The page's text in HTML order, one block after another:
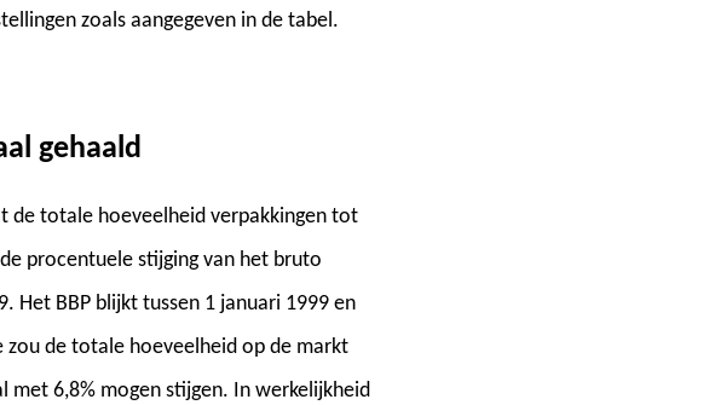
zoals aangegeven in de tabel.
gehaald
de totale hoeveelheid verpakkingen tot
procentuele stijging van het bruto
Het BBP blijkt tussen 1 januari 1999 en
zou de totale hoeveelheid op de markt
met 6,8% mogen stijgen. In werkelijkheid